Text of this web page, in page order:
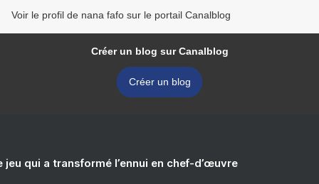
Voir le profil de nana fafo sur le portail Canalblog
Créer un blog sur Canalblog
Créer un blog
jeu qui a transformé l’ennui en chef-d’œuvre